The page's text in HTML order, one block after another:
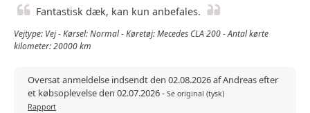
Fantastisk dæk, kan kun anbefales.
Vejtype: Vej - Kørsel: Normal - Køretøj: Mecedes CLA 200 - Antal kørte
kilometer: 20000 km
Oversat anmeldelse indsendt den 02.08.2026 af Andreas efter
et købsoplevelse den 02.07.2026- Se original (tysk)
Rapport